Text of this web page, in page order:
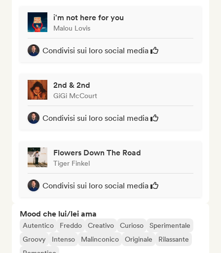
i'm not here for you
Malou Lovis
Condivisi sui loro social media
2nd & 2nd
GiGi McCourt
Condivisi sui loro social media
Flowers Down The Road
Tiger Finkel
Condivisi sui loro social media
Mood che lui/lei ama
Autentico Freddo Creativo Curioso
Sperimentale
Groovy
Intenso Malinconico Originale
Rilassante